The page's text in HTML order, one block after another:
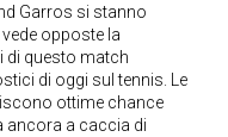
Garros si stanno
opposte la
di questo match
di oggi sul tennis. Le
ottime chance
ancora a caccia di